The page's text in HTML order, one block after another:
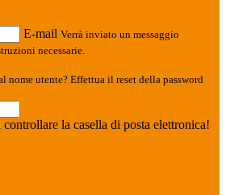
E-mail Verrà inviato un messaggio
necessarie.
nome utente? Effettua il reset della password
la casella di posta elettronica!